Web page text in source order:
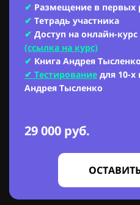
✔ Размещение в первых
✔ Тетрадь участника
✔ Доступ на онлайн-
(ссылка на курс)
✔ Книга Андрея Тысленко
✔ Тестирование для 10-
Андрея Тысленко
29 000 руб.